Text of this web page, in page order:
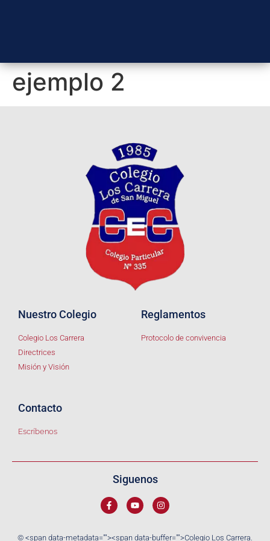
ejemplo 2
Nuestro Colegio
Colegio Los Carrera
Directrices
Misión y Visión
Reglamentos
Protocolo de convivencia
Contacto
Escríbenos
© <span data-metadata=""><span data-buffer="">Colegio Los Carrera.
Siguenos